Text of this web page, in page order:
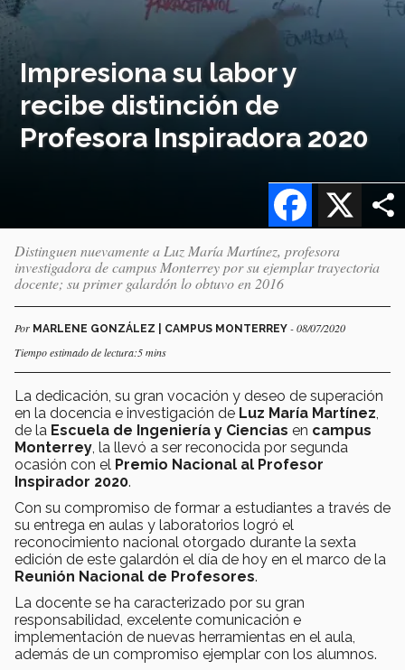
Impresiona su labor y
recibe distinción de
Profesora Inspiradora 2020
X
Facebook
Distinguen nuevamente a Luz María Martínez, profesora
investigadora de campus Monterrey por su ejemplar trayectoria
docente; su primer galardón lo obtuvo en 2016
Por MARLENE GONZÁLEZ | CAMPUS MONTERREY - 08/07/2020
Tiempo estimado de lectura:5 mins
La dedicación, su gran vocación y deseo de superación
en la docencia e investigación de Luz María Martínez
de la Escuela de Ingeniería y Ciencias en campus
Monterrey , la llevó a ser reconocida por segunda
ocasión con el Premio Nacional al Profesor
Inspirador 2020.
Con su compromiso de formar a estudiantes a través de
su entrega en aulas y laboratorios logró el
reconocimiento nacional otorgado durante la sexta
edición de este galardón el día de hoy en el marco de la
Reunión Nacional de Profesores.
La docente se ha caracterizado por su gran
responsabilidad, excelente comunicación e
implementación de nuevas herramientas en el aula,
además de un compromiso ejemplar con los alumnos.